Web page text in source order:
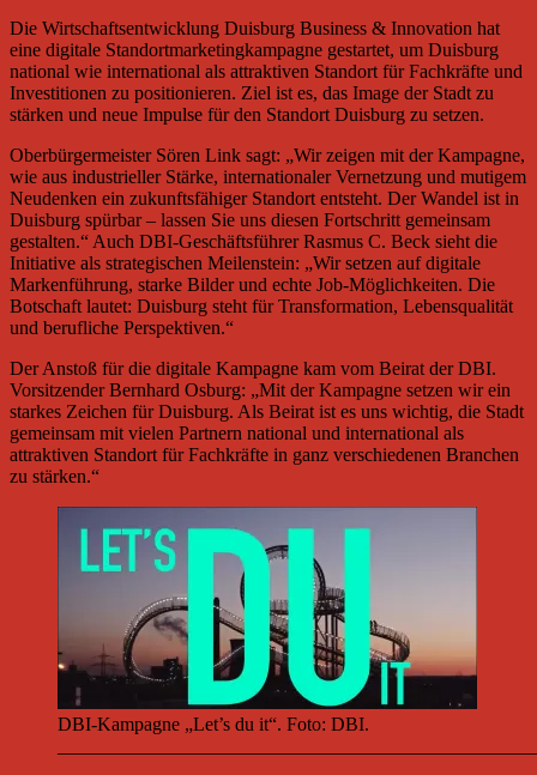
Die Wirtschaftsentwicklung Duisburg Business & Innovation hat
eine digitale Standortmarketingkampagne gestartet, um Duisburg
national wie international als attraktiven Standort für Fachkräfte und
Investitionen zu positionieren. Ziel ist es, das Image der Stadt zu
stärken und neue Impulse für den Standort Duisburg zu setzen.
Oberbürgermeister Sören Link sagt: „Wir zeigen mit der Kampagne,
wie aus industrieller Stärke, internationaler Vernetzung und mutigem
Neudenken ein zukunftsfähiger Standort entsteht. Der Wandel ist in
Duisburg spürbar – lassen Sie uns diesen Fortschritt gemeinsam
gestalten.“ Auch DBI-Geschäftsführer Rasmus C. Beck sieht die
Initiative als strategischen Meilenstein: „Wir setzen auf digitale
Markenführung, starke Bilder und echte Job-Möglichkeiten. Die
Botschaft lautet: Duisburg steht für Transformation, Lebensqualität
und berufliche Perspektiven.“
Der Anstoß für die digitale Kampagne kam vom Beirat der DBI.
Vorsitzender Bernhard Osburg: „Mit der Kampagne setzen wir ein
starkes Zeichen für Duisburg. Als Beirat ist es uns wichtig, die Stadt
gemeinsam mit vielen Partnern national und international als
attraktiven Standort für Fachkräfte in ganz verschiedenen Branchen
zu stärken.“
DBI-Kampagne „Let’s du it“. Foto: DBI.